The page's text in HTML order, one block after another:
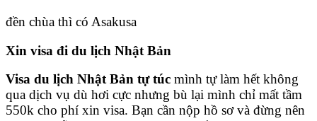
đền chùa thì có Asakusa
Xin visa đi du lịch Nhật Bản
Visa du lịch Nhật Bản tự túc mình tự làm hết không
qua dịch vụ dù hơi cực nhưng bù lại mình chỉ mất tầm
550k cho phí xin visa. Bạn cần nộp hồ sơ và đừng nên